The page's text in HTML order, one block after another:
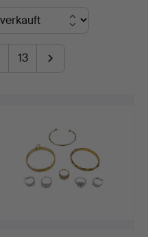
13